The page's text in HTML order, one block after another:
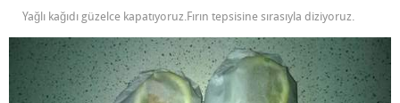
Yağlı kağıdı güzelce kapatıyoruz.Fırın tepsisine sırasıyla diziyoruz.